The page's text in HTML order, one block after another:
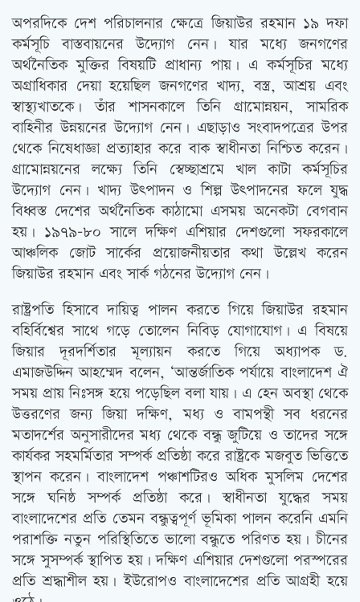
অপরদিকে দেশ পরিচালনার ক্ষেত্রে জিয়াউর রহমান ১৯ দফা
কর্মসূচি বাস্তবায়নের উদ্যোগ নেন। যার মধ্যে জনগণের
অর্থনৈতিক মুক্তির বিষয়টি প্রাধান্য পায়। এ কর্মসূচির মধ্যে
অগ্রাধিকার দেয়া হয়েছিল জনগণের খাদ্য, বস্ত্র, আশ্রয় এবং
স্বাস্থ্যখাতকে। তাঁর শাসনকালে তিনি গ্রামোন্নয়ন, সামরিক
বাহিনীর উন্নয়নের উদ্যোগ নেন। এছাড়াও সংবাদপত্রের উপর
থেকে নিষেধাজ্ঞা প্রত্যাহার করে বাক স্বাধীনতা নিশ্চিত করেন।
গ্রামোন্নয়নের লক্ষ্যে তিনি স্বেচ্ছাশ্রমে খাল কাটা কর্মসূচির
উদ্যোগ নেন। খাদ্য উত্‍পাদন ও শিল্প উত্‍পাদনের ফলে যুদ্ধ
বিধ্বস্ত দেশের অর্থনৈতিক কাঠামো এসময় অনেকটা বেগবান
হয়। ১৯৭৯-৮০ সালে দক্ষিণ এশিয়ার দেশগুলো সফরকালে
আঞ্চলিক জোট সার্কের প্রয়োজনীয়তার কথা উল্লেখ করেন
জিয়াউর রহমান এবং সার্ক গঠনের উদ্যোগ নেন।
রাষ্ট্রপতি হিসাবে দায়িত্ব পালন করতে গিয়ে জিয়াউর রহমান
বহির্বিশ্বের সাথে গড়ে তোলেন নিবিড় যোগাযোগ। এ বিষয়ে
জিয়ার দূরদর্শিতার মূল্যায়ন করতে গিয়ে অধ্যাপক ড.
এমাজউদ্দিন আহম্মেদ বলেন, ‘আন্তর্জাতিক পর্যায়ে বাংলাদেশ ঐ
সময় প্রায় নিঃসঙ্গ হয়ে পড়েছিল বলা যায়। এ হেন অবস্থা থেকে
উত্তরণের জন্য জিয়া দক্ষিণ, মধ্য ও বামপন্থী সব ধরনের
মতাদর্শের অনুসারীদের মধ্য থেকে বন্ধু জুটিয়ে ও তাদের সঙ্গে
কার্যকর সহমর্মিতার সম্পর্ক প্রতিষ্ঠা করে রাষ্ট্রকে মজবুত ভিত্তিতে
স্থাপন করেন। বাংলাদেশ পঞ্চাশটিরও অধিক মুসলিম দেশের
সঙ্গে ঘনিষ্ঠ সম্পর্ক প্রতিষ্ঠা করে। স্বাধীনতা যুদ্ধের সময়
বাংলাদেশের প্রতি তেমন বন্ধুত্বপূর্ণ ভূমিকা পালন করেনি এমনি
পরাশক্তি নতুন পরিস্থিতিতে ভালো বন্ধুতে পরিণত হয়। চীনের
সঙ্গে সুসম্পর্ক স্থাপিত হয়। দক্ষিণ এশিয়ার দেশগুলো পরস্পরের
প্রতি শ্রদ্ধাশীল হয়। ইউরোপও বাংলাদেশের প্রতি আগ্রহী হয়ে